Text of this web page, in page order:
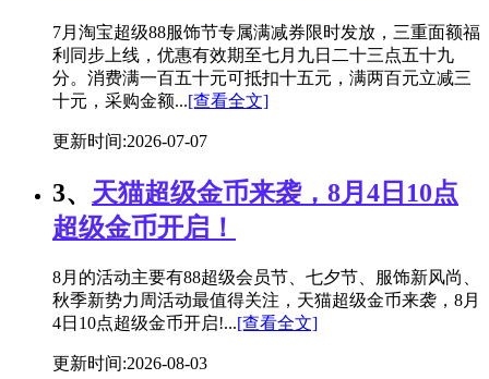
7月淘宝超级88服饰节专属满减券限时发放，三重面额福
利同步上线，优惠有效期至七月九日二十三点五十九
分。消费满一百五十元可抵扣十五元，满两百元立减三
十元，采购金额...[查看全文]
更新时间:2026-07-07
3、 天猫超级金币来袭，8月4日10点
超级金币开启！
8月的活动主要有88超级会员节、七夕节、服饰新风尚、
秋季新势力周活动最值得关注，天猫超级金币来袭，8月
4日10点超级金币开启!...[查看全文]
更新时间:2026-08-03